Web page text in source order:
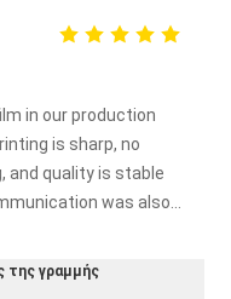
in our production
is sharp, no
and quality is stable
was also
της γραμμής